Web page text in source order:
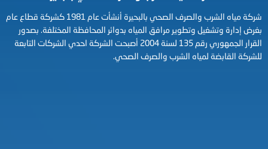
شركة مياه الشرب والصرف الصحي بالبحيرة أنشأت عام 1981 كشركة قطاع عام
بغرض إدارة وتشغيل وتطوير مرافق المياه بدوائر المحافظة المختلفة. بصدور
القرار الجمهوري رقم 135 لسنة 2004 أصبحت الشركة احدي الشركات التابعة
للشركة القابضة لمياه الشرب والصرف الصحي.